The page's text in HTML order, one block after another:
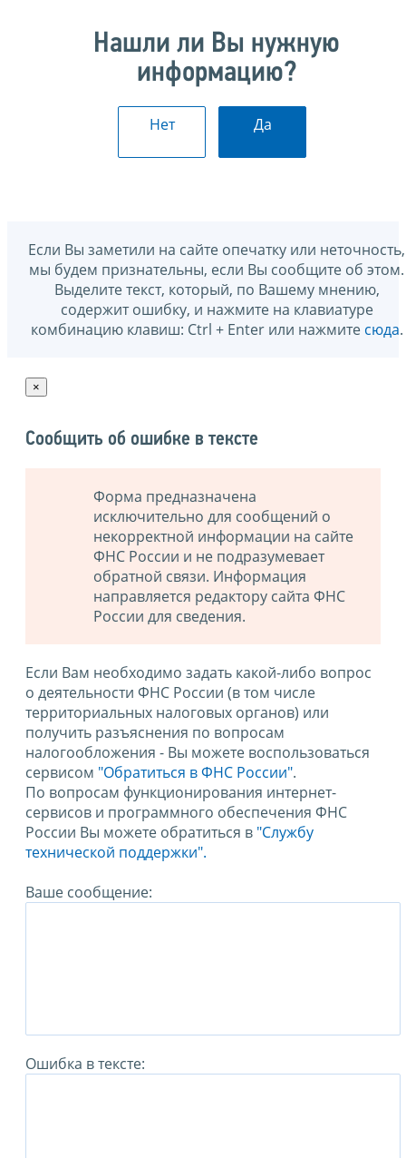
Нашли ли Вы нужную
информацию?
Нет Да
Если Вы заметили на сайте опечатку или неточность,
мы будем признательны, если Вы сообщите об этом.
Выделите текст, который, по Вашему мнению,
содержит ошибку, и нажмите на клавиатуре
комбинацию клавиш: Ctrl + Enter или нажмите сюда.
×
Сообщить об ошибке в тексте
Форма предназначена
исключительно для сообщений о
некорректной информации на сайте
ФНС России и не подразумевает
обратной связи. Информация
направляется редактору сайта ФНС
России для сведения.
Если Вам необходимо задать какой-либо вопрос
о деятельности ФНС России (в том числе
территориальных налоговых органов) или
получить разъяснения по вопросам
налогообложения - Вы можете воспользоваться
сервисом "Обратиться в ФНС России".
По вопросам функционирования интернет-
сервисов и программного обеспечения ФНС
России Вы можете обратиться в "Службу
технической поддержки".
Ваше сообщение:
Ошибка в тексте: